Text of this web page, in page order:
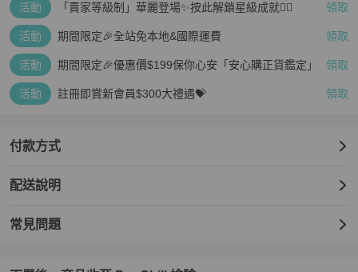
活動 「賣家等級制」華麗登場✨按此解鎖星級成就👆🏻 領取
活動 期間限定🎉全站免本地&國際運費 領取
活動 期間限定🎉優惠價$199保你心安「安心購正貨鑑定」 領取
活動 註冊即賞新會員$300大禮遇💝 領取
付款方式
配送說明
常見問題